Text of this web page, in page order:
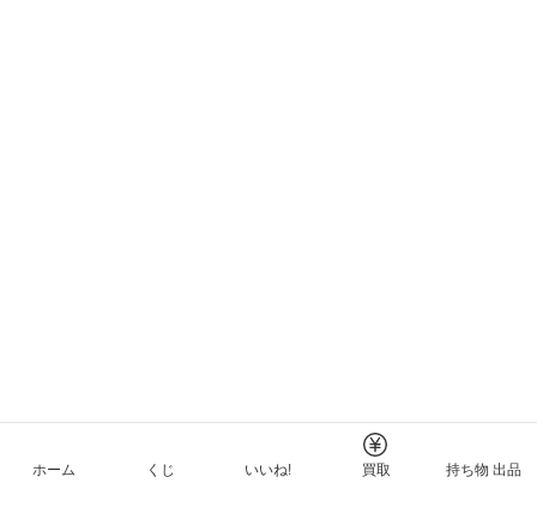
ホーム くじ いいね! 買取 持ち物 出品